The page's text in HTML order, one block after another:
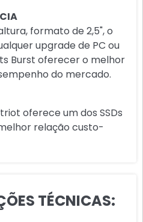
formato de 2,5", o
upgrade de PC ou
Burst oferecer o melhor
do mercado.
oferece um dos SSDs
relação custo-
TÉCNICAS: